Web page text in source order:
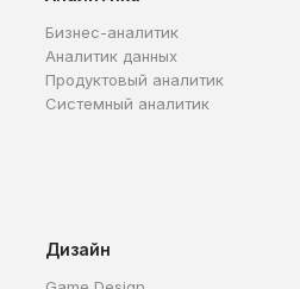
Бизнес-аналитик
Аналитик данных
Продуктовый аналитик
Системный аналитик
Дизайн